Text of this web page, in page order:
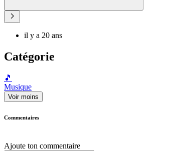
il y a 20 ans
Catégorie
🎵
Musique
Voir moins
Commentaires
Ajoute ton commentaire